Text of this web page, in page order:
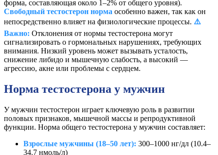
форма, составляющая около 1–2% от общего уровня).
Свободный тестостерон норма особенно важен, так как он
непосредственно влияет на физиологические процессы. ⚠️
Важно: Отклонения от нормы тестостерона могут
сигнализировать о гормональных нарушениях, требующих
внимания. Низкий уровень может вызывать усталость,
снижение либидо и мышечную слабость, а высокий —
агрессию, акне или проблемы с сердцем.
Норма тестостерона у мужчин
У мужчин тестостерон играет ключевую роль в развитии
половых признаков, мышечной массы и репродуктивной
функции. Норма общего тестостерона у мужчин составляет:
Взрослые мужчины (18–50 лет): 300–1000 нг/дл (10.4–
34.7 нмоль/л)